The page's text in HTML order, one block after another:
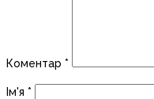
Коментар *
Ім'я *